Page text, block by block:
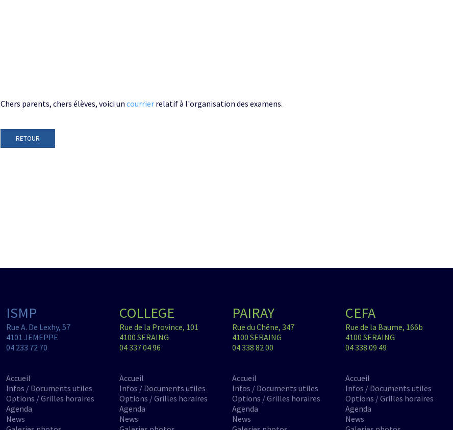
Chers parents, chers élèves, voici un courrierrelatif à l'organisation des examens.
RETOUR
ISMP
Rue A. De Lexhy, 57
4101 JEMEPPE
04 233 72 70
Accueil
Infos / Documents utiles
Options / Grilles horaires
Agenda
News
COLLEGE
Rue de la Province, 101
4100 SERAING
04 337 04 96
Accueil
Infos / Documents utiles
Options / Grilles horaires
Agenda
News
PAIRAY
Rue du Chêne, 347
4100 SERAING
04 338 82 00
Accueil
Infos / Documents utiles
Options / Grilles horaires
Agenda
News
CEFA
Rue de la Baume, 166b
4100 SERAING
04 338 09 49
Accueil
Infos / Documents utiles
Options / Grilles horaires
Agenda
News